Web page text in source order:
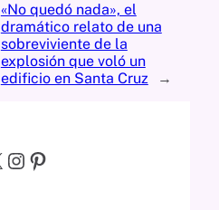
«No quedó nada», el
dramático relato de una
sobreviviente de la
explosión que voló un
edificio en Santa Cruz
→
Instagram Pinterest